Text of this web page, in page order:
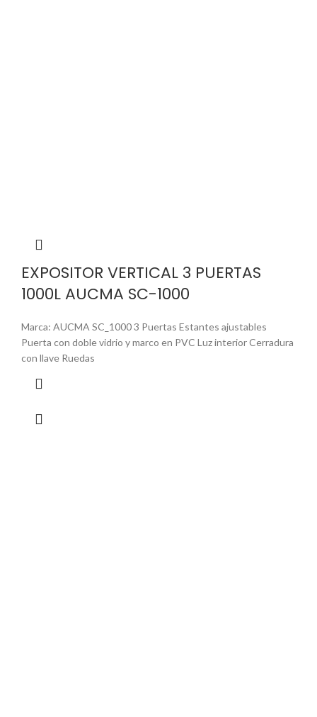
EXPOSITOR VERTICAL 3 PUERTAS
1000L AUCMA SC-1000
Marca: AUCMA SC_1000 3 Puertas Estantes ajustables
Puerta con doble vidrio y marco en PVC Luz interior Cerradura
con llave Ruedas